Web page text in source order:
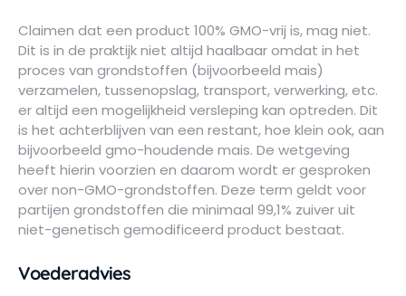
Claimen dat een product 100% GMO-vrij is, mag niet.
Dit is in de praktijk niet altijd haalbaar omdat in het
proces van grondstoffen (bijvoorbeeld mais)
verzamelen, tussenopslag, transport, verwerking, etc.
er altijd een mogelijkheid versleping kan optreden. Dit
is het achterblijven van een restant, hoe klein ook, aan
bijvoorbeeld gmo-houdende mais. De wetgeving
heeft hierin voorzien en daarom wordt er gesproken
over non-GMO-grondstoffen. Deze term geldt voor
partijen grondstoffen die minimaal 99,1% zuiver uit
niet-genetisch gemodificeerd product bestaat.
Voederadvies